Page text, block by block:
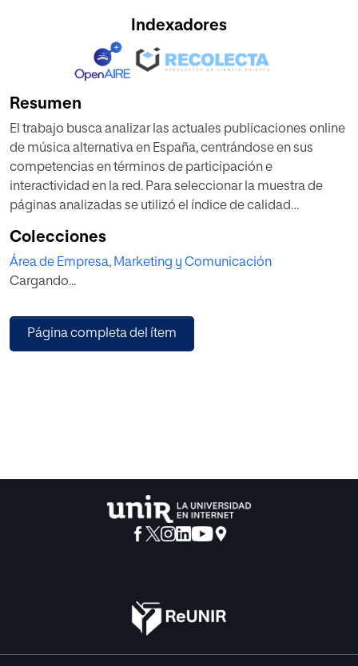
Indexadores
Resumen
El trabajo busca analizar las actuales publicaciones online
de música alternativa en España, centrándose en sus
competencias en términos de participación e
interactividad en la red. Para seleccionar la muestra de
páginas analizadas se utilizó el índice de calidad
en el sector. Una vez elegidas las seis publicaciones con
más seguimiento del mismo (Je Ne Sais Pop, Playground
Magazine, Mondo Sonoro, Hipersónica, Scanner FM y
Muzikalia, por ser la más longeva. El paso siguiente para su
evaluación consistió en aplicar los “Indicadores para la
Colecciones
Área de Empresa, Marketing y Comunicación
Cargando...
Página completa del ítem